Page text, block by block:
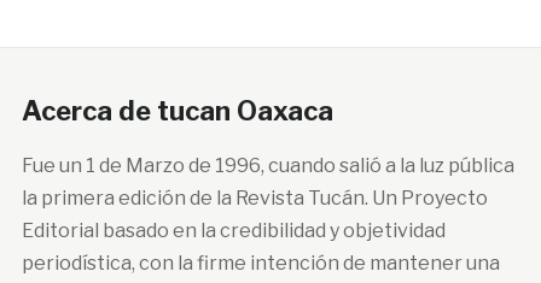
Acerca de tucan Oaxaca
Fue un 1 de Marzo de 1996, cuando salió a la luz pública
la primera edición de la Revista Tucán. Un Proyecto
Editorial basado en la credibilidad y objetividad
periodística, con la firme intención de mantener una